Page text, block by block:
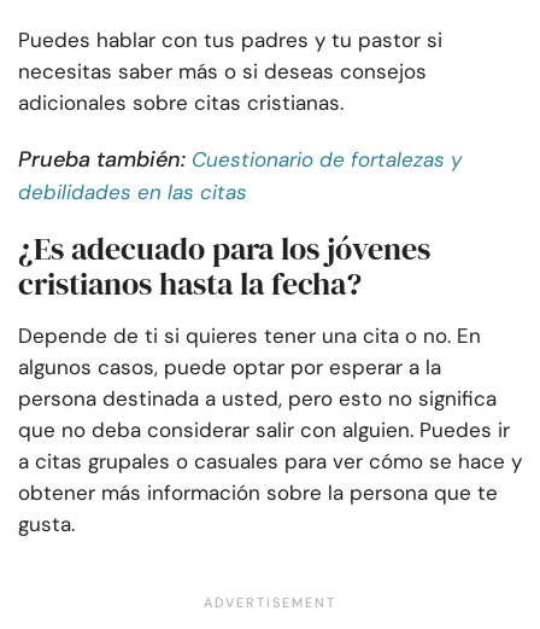
Puedes hablar con tus padres y tu pastor si
necesitas saber más o si deseas consejos
adicionales sobre citas cristianas.
Prueba también: Cuestionario de fortalezas y
debilidades en las citas
¿Es adecuado para los jóvenes
cristianos hasta la fecha?
Depende de ti si quieres tener una cita o no. En
algunos casos, puede optar por esperar a la
persona destinada a usted, pero esto no significa
que no deba considerar salir con alguien. Puedes ir
a citas grupales o casuales para ver cómo se hace y
obtener más información sobre la persona que te
gusta.